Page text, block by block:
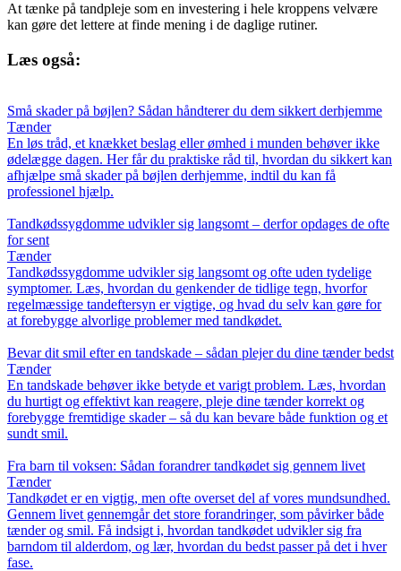
At tænke på tandpleje som en investering i hele kroppens velvære
kan gøre det lettere at finde mening i de daglige rutiner.
Læs også:
Små skader på bøjlen? Sådan håndterer du dem sikkert derhjemme
Tænder
En løs tråd, et knækket beslag eller ømhed i munden behøver ikke
ødelægge dagen. Her får du praktiske råd til, hvordan du sikkert kan
afhjælpe små skader på bøjlen derhjemme, indtil du kan få
professionel hjælp.
Tandkødssygdomme udvikler sig langsomt – derfor opdages de ofte
for sent
Tænder
Tandkødssygdomme udvikler sig langsomt og ofte uden tydelige
symptomer. Læs, hvordan du genkender de tidlige tegn, hvorfor
regelmæssige tandeftersyn er vigtige, og hvad du selv kan gøre for
at forebygge alvorlige problemer med tandkødet.
Bevar dit smil efter en tandskade – sådan plejer du dine tænder bedst
Tænder
En tandskade behøver ikke betyde et varigt problem. Læs, hvordan
du hurtigt og effektivt kan reagere, pleje dine tænder korrekt og
forebygge fremtidige skader – så du kan bevare både funktion og et
sundt smil.
Fra barn til voksen: Sådan forandrer tandkødet sig gennem livet
Tænder
Tandkødet er en vigtig, men ofte overset del af vores mundsundhed.
Gennem livet gennemgår det store forandringer, som påvirker både
tænder og smil. Få indsigt i, hvordan tandkødet udvikler sig fra
barndom til alderdom, og lær, hvordan du bedst passer på det i hver
fase.